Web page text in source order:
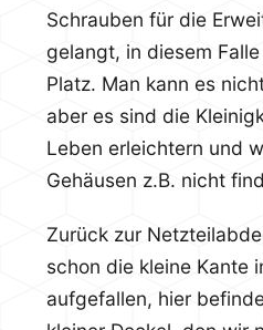
Schrauben für die
gelangt, in diesem
Platz. Man kann es
aber es sind die
Leben erleichtern und
Gehäusen z.B. nicht
Zurück zur
schon die kleine Kante
aufgefallen, hier